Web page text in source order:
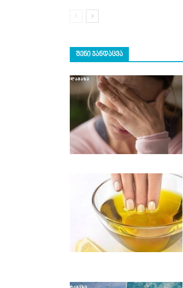
ᲨᲔᲜᲘ ᲯᲐᲜᲓᲐᲪᲕᲐ